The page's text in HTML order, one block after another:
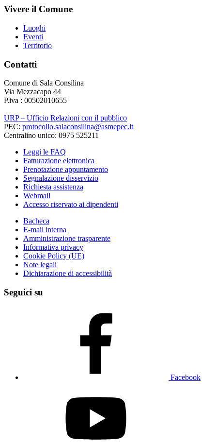
Vivere il Comune
Luoghi
Eventi
Territorio
Contatti
Comune di Sala Consilina
Via Mezzacapo 44
P.iva : 00502010655
URP – Ufficio Relazioni con il pubblico
PEC: protocollo.salaconsilina@asmepec.it
Centralino unico: 0975 525211
Leggi le FAQ
Fatturazione elettronica
Prenotazione appuntamento
Segnalazione disservizio
Richiesta assistenza
Webmail
Accesso riservato ai dipendenti
Bacheca
E-mail interna
Amministrazione trasparente
Informativa privacy
Cookie Policy (UE)
Note legali
Dichiarazione di accessibilità
Seguici su
Facebook